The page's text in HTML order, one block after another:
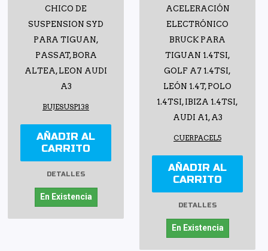
CHICO DE
SUSPENSION SYD
PARA TIGUAN,
PASSAT, BORA
ALTEA, LEON AUDI
A3
BUJESUSP138
AÑADIR AL
CARRITO
DETALLES
En Existencia
ACELERACIÓN
ELECTRÓNICO
BRUCK PARA
TIGUAN 1.4TSI,
GOLF A7 1.4TSI,
LEÓN 1.4T, POLO
1.4TSI, IBIZA 1.4TSI,
AUDI A1, A3
CUERPACEL5
AÑADIR AL
CARRITO
DETALLES
En Existencia